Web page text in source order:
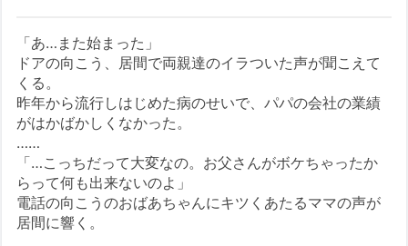
「あ…また始まった」
ドアの向こう、居間で両親達のイラついた声が聞こえて
くる。
昨年から流行しはじめた病のせいで、パパの会社の業績
がはかばかしくなかった。
……
「…こっちだって大変なの。お父さんがボケちゃったか
らって何も出来ないのよ」
電話の向こうのおばあちゃんにキツくあたるママの声が
居間に響く。